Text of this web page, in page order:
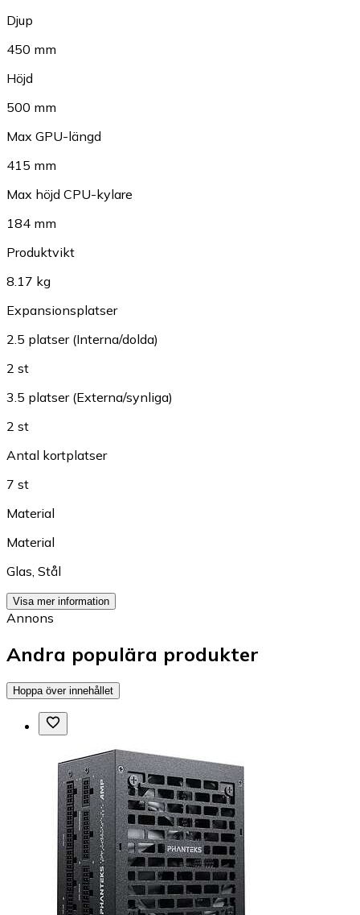
Djup
450 mm
Höjd
500 mm
Max GPU-längd
415 mm
Max höjd CPU-kylare
184 mm
Produktvikt
8.17 kg
Expansionsplatser
2.5 platser (Interna/dolda)
2 st
3.5 platser (Externa/synliga)
2 st
Antal kortplatser
7 st
Material
Material
Glas Stål
Visa mer information
Annons
Andra populära produkter
Hoppa över innehållet